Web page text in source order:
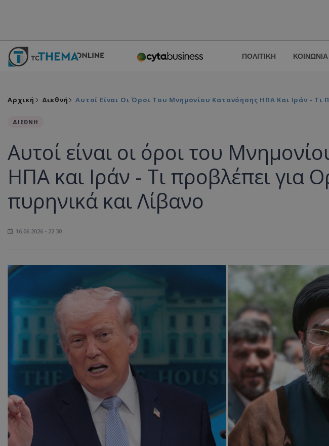
ΠΟΛΙΤΙΚΗ ΚΟΙΝΩΝΙΑ
Αρχική Διεθνή Αυτοί Είναι Οι Όροι Του Μνημονίου Κατανόησης ΗΠΑ Και Ιράν -
ΔΙΕΘΝΗ
Αυτοί είναι οι όροι του
ΗΠΑ και Ιράν - Τι προβλέπει για
πυρηνικά και Λίβανο
16.06.2026 - 22:30